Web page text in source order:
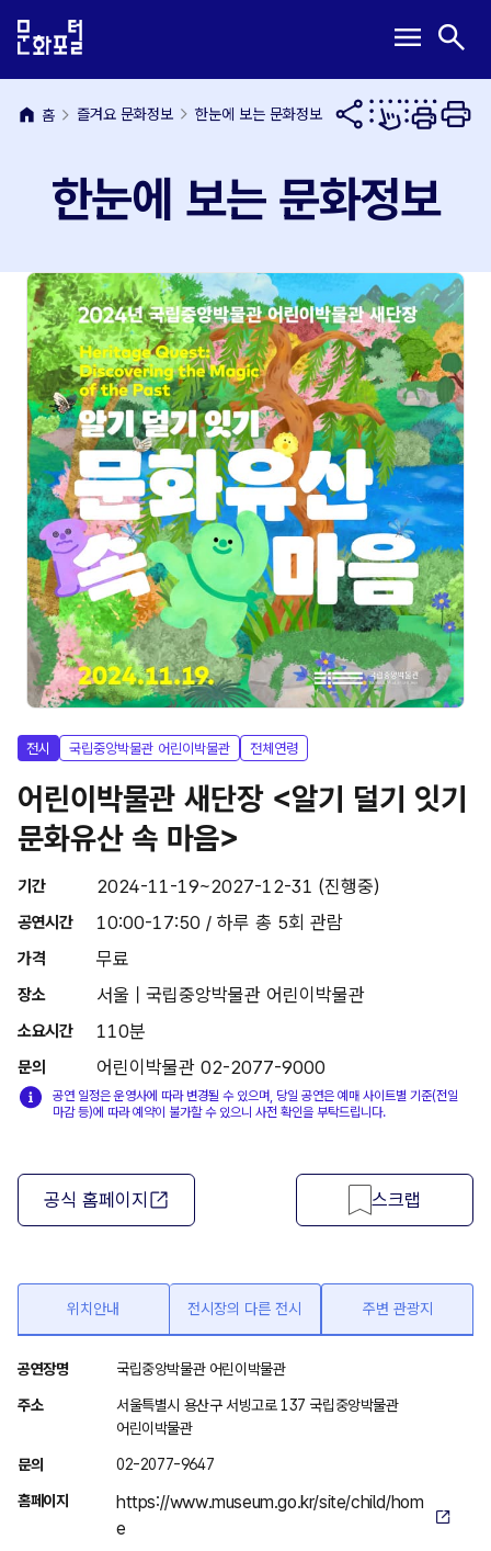
문
내
용
메
뉴
바
메
열
기
menu 검
열
기
search
home 홈 즐겨요 문화정보 한눈에 보는 문화정보
한눈에 보는 문화정보
전시 국립중앙박물관 어린이박물관 전체연령
어린이박물관 새단장 <알기 덜기 잇기
문화유산 속 마음>
기간 2024-11-19~2027-12-31 (진행중)
공연시간 10:00-17:50 / 하루 총 5회 관람
가격 무료
장소 서울 | 국립중앙박물관 어린이박물관
소요시간 110분
문의 어린이박물관 02-2077-9000
공연 일정은 운영사에 따라 변경될 수 있으며, 당일 공연은 예매 사이트별 기준(전일
마감 등)에 따라 예약이 불가할 수 있으니 사전 확인을 부탁드립니다.
공식 홈페이지 스크랩
위치안내 전시장의 다른 전시 주변 관광지
위
치
내
공연장명 국립중앙박물관 어린이박물관
주소
서울특별시 용산구 서빙고로 137 국립중앙박물관
어린이박물관
문의 02-2077-9647
홈페이지
https://www.museum.go.kr/site/child/hom
e